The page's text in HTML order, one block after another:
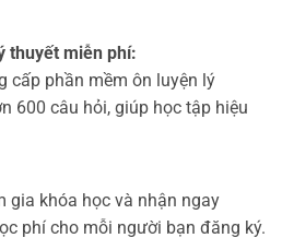
thuyết miễn phí:
cấp phần mềm ôn luyện lý
600 câu hỏi, giúp học tập hiệu
gia khóa học và nhận ngay
phí cho mỗi người bạn đăng ký.